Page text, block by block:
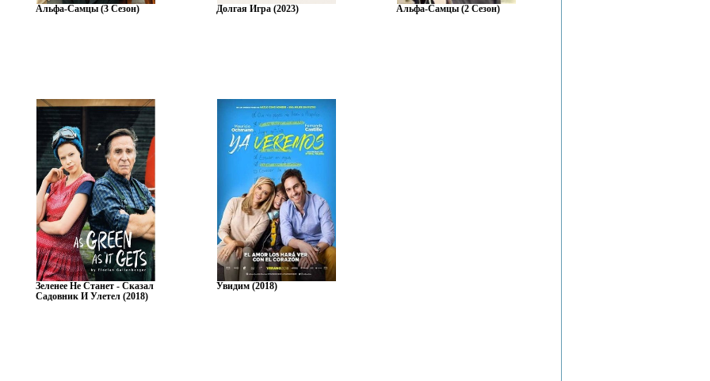
Альфа-Самцы (3 Сезон) Долгая Игра (2023) Альфа-Самцы (2 Сезон)
Зеленее Не Станет - Сказал
Садовник И Улетел (2018)
Увидим (2018)